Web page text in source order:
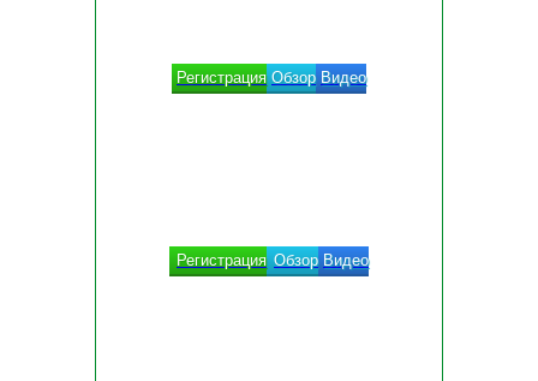
Регистрация Обзор Видео
Регистрация Обзор Видео